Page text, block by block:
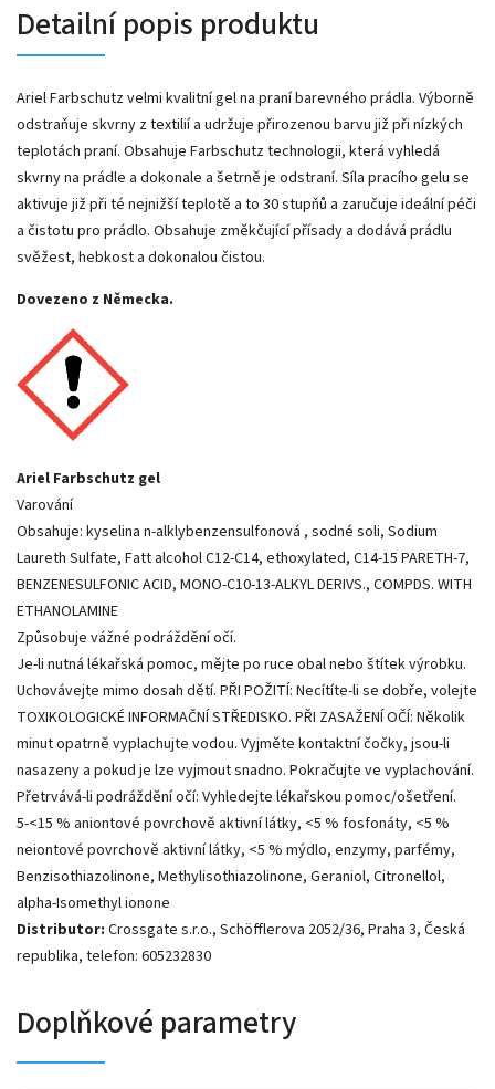
Detailní popis produktu
Ariel Farbschutz velmi kvalitní gel na praní barevného prádla. Výborně
odstraňuje skvrny z textilií a udržuje přirozenou barvu již při nízkých
teplotách praní. Obsahuje Farbschutz technologii, která vyhledá
skvrny na prádle a dokonale a šetrně je odstraní. Síla pracího gelu se
aktivuje již při té nejnižší teplotě a to 30 stupňů a zaručuje ideální péči
a čistotu pro prádlo. Obsahuje změkčující přísady a dodává prádlu
svěžest, hebkost a dokonalou čistou.
Dovezeno z Německa.
Ariel Farbschutz gel
Varování
Obsahuje: kyselina n-alklybenzensulfonová , sodné soli, Sodium
Laureth Sulfate, Fatt alcohol C12-C14, ethoxylated, C14-15 PARETH-7,
BENZENESULFONIC ACID, MONO-C10-13-ALKYL DERIVS., COMPDS. WITH
ETHANOLAMINE
Způsobuje vážné podráždění očí.
Je-li nutná lékařská pomoc, mějte po ruce obal nebo štítek výrobku.
Uchovávejte mimo dosah dětí. PŘI POŽITÍ: Necítíte-li se dobře, volejte
TOXIKOLOGICKÉ INFORMAČNÍ STŘEDISKO. PŘI ZASAŽENÍ OČÍ: Několik
minut opatrně vyplachujte vodou. Vyjměte kontaktní čočky, jsou-li
nasazeny a pokud je lze vyjmout snadno. Pokračujte ve vyplachování.
Přetrvává-li podráždění očí: Vyhledejte lékařskou pomoc/ošetření.
5-<15 % aniontové povrchově aktivní látky, <5 % fosfonáty, <5 %
neiontové povrchově aktivní látky, <5 % mýdlo, enzymy, parfémy,
Benzisothiazolinone, Methylisothiazolinone, Geraniol, Citronellol,
alpha-Isomethyl ionone
Distributor: Crossgate s.r.o., Schöfflerova 2052/36, Praha 3, Česká
republika, telefon: 605232830
Doplňkové parametry